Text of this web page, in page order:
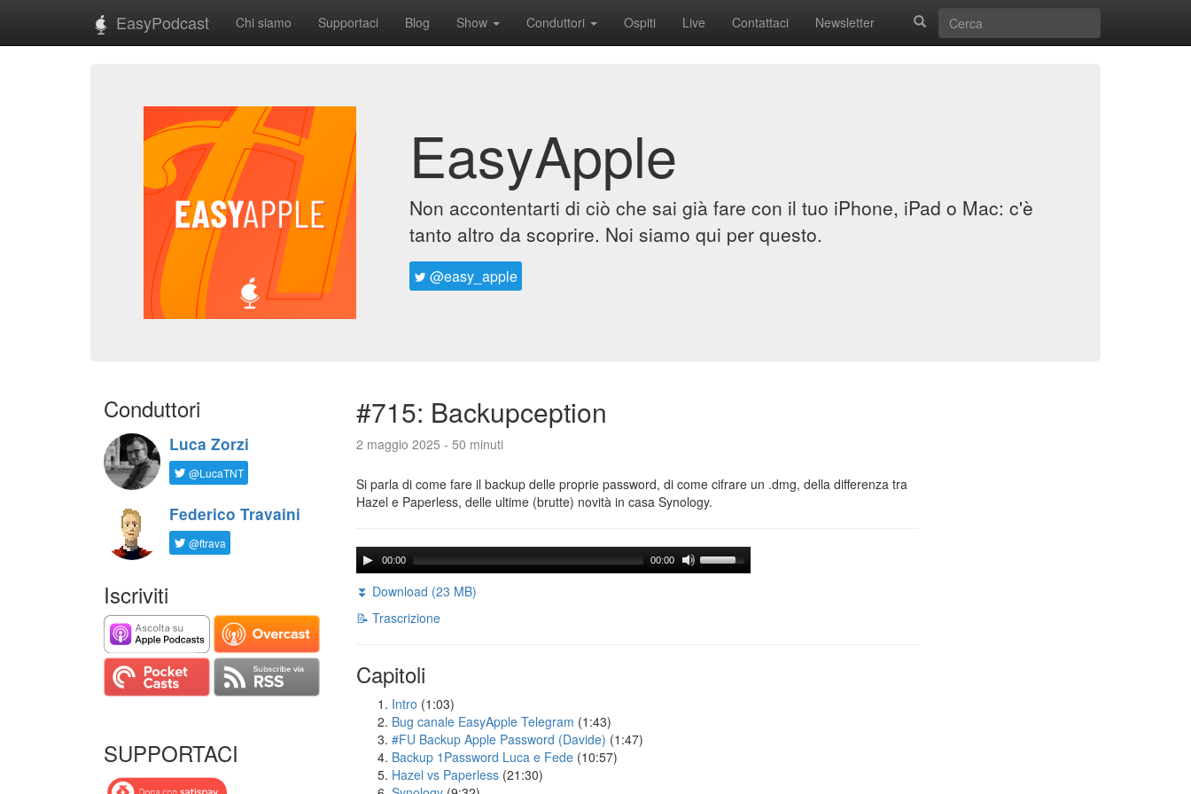
EasyPodcast Chi siamo Supportaci Blog Show Conduttori Ospiti Live Contattaci Newsletter
EasyApple
Non accontentarti di ciò che sai già fare con il tuo iPhone, iPad o Mac: c'è
tanto altro da scoprire. Noi siamo qui per questo.
@easy_apple
Conduttori
Luca Zorzi
@LucaTNT
Federico Travaini
@ftrava
Iscriviti
SUPPORTACI
#715: Backupception
2 maggio 2025 - 50 minuti
Si parla di come fare il backup delle proprie password, di come cifrare un .dmg, della differenza tra
Hazel e Paperless, delle ultime (brutte) novità in casa Synology.
00:00 00:00
⏬ Download (23 MB)
📝 Trascrizione
Capitoli
Intro (1:03)
Bug canale EasyApple Telegram (1:43)
#FU Backup Apple Password (Davide) (1:47)
Backup 1Password Luca e Fede (10:57)
Hazel vs Paperless (21:30)